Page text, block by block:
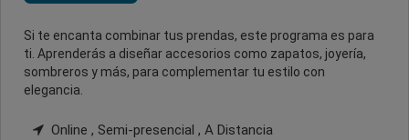
Si te encanta combinar tus prendas, este programa es para
ti. Aprenderás a diseñar accesorios como zapatos, joyería,
sombreros y más, para complementar tu estilo con
elegancia.
Online , Semi-presencial , A Distancia